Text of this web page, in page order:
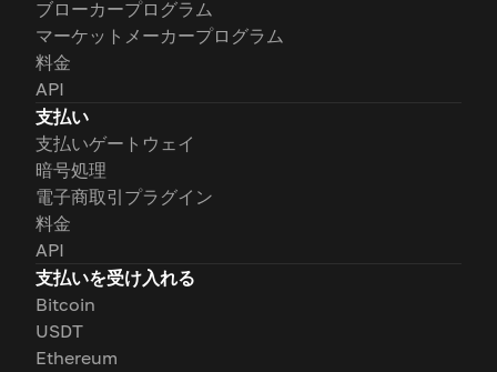
ブローカープログラム
マーケットメーカープログラム
料金
API
支払い
支払いゲートウェイ
暗号処理
電子商取引プラグイン
料金
API
支払いを受け入れる
Bitcoin
USDT
Ethereum